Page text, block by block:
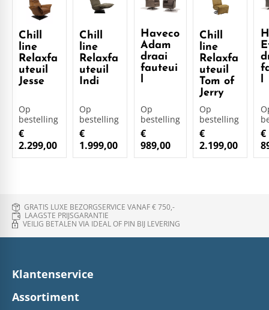
Chill
line
Relaxfa
uteuil
Jesse
Op
bestelling
€
2.299,00
Chill
line
Relaxfa
uteuil
Indi
Op
bestelling
€
1.999,00
Haveco
Adam
draai
fauteui
l
Op
bestelling
€
989,00
Chill
line
Relaxfa
uteuil
Tom of
Jerry
Op
bestelling
€
2.199,00
l
€
GRATIS LUXE BEZORGSERVICE VANAF € 750,-
LAAGSTE PRIJSGARANTIE
VEILIG BETALEN VIA IDEAL OF PIN BIJ LEVERING
Klantenservice
Assortiment